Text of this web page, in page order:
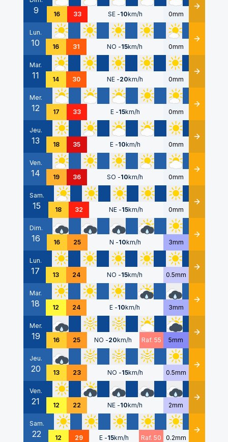
9 16 33 SE -10km/h 0mm Détails
Lun.
10 16 31 NO -15km/h 0mm Détails
Mar.
11 14 30 NE -20km/h 0mm Détails
Mer.
12 17 33 E -15km/h 0mm Détails
Jeu.
13 18 35 E -10km/h 0mm Détails
Ven.
14 19 36 SO -10km/h 0mm Détails
Sam.
15 18 32 NE -15km/h 0mm Détails
Dim.
16 16 25 N -10km/h 3mm Détails
Lun.
17 13 24 NO -15km/h 0.5mm Détails
Mar.
18 12 24 E -10km/h 3mm Détails
Mer.
19 16 25 NO -20km/h Raf. 55 5mm Détails
Jeu.
20 13 23 NO -15km/h 0.5mm Détails
Ven.
21 12 22 NE -10km/h 2mm Détails
Sam.
22 12 29 E -15km/h Raf. 50 0.2mm Détails